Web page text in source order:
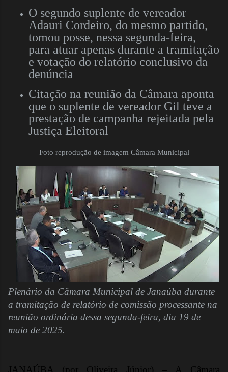
O segundo suplente de vereador
Adauri Cordeiro, do mesmo partido,
tomou posse, nessa segunda-feira,
para atuar apenas durante a tramitação
e votação do relatório conclusivo da
denúncia
Citação na reunião da Câmara aponta
que o suplente de vereador Gil teve a
prestação de campanha rejeitada pela
Justiça Eleitoral
Foto reprodução de imagem Câmara Municipal
Plenário da Câmara Municipal de Janaúba durante
a tramitação de relatório de comissão processante na
reunião ordinária dessa segunda-feira, dia 19 de
maio de 2025.
JANAÚBA (por Oliveira Júnior) – A Câmara